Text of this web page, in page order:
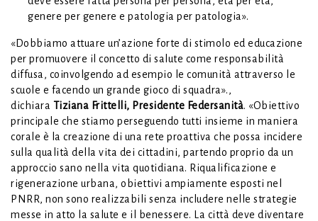
genere per genere e patologia per patologia».
«Dobbiamo attuare un’azione forte di stimolo ed educazione
per promuovere il concetto di salute come responsabilità
diffusa, coinvolgendo ad esempio le comunità attraverso le
scuole e facendo un grande gioco di squadra».,
dichiara Tiziana Frittelli, Presidente Federsanità. «Obiettivo
principale che stiamo perseguendo tutti insieme in maniera
corale è la creazione di una rete proattiva che possa incidere
sulla qualità della vita dei cittadini, partendo proprio da un
approccio sano nella vita quotidiana. Riqualificazione e
rigenerazione urbana, obiettivi ampiamente esposti nel
PNRR, non sono realizzabili senza includere nelle strategie
messe in atto la salute e il benessere. La città deve diventare